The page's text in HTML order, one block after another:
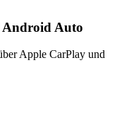
Android Auto
Apple CarPlay und